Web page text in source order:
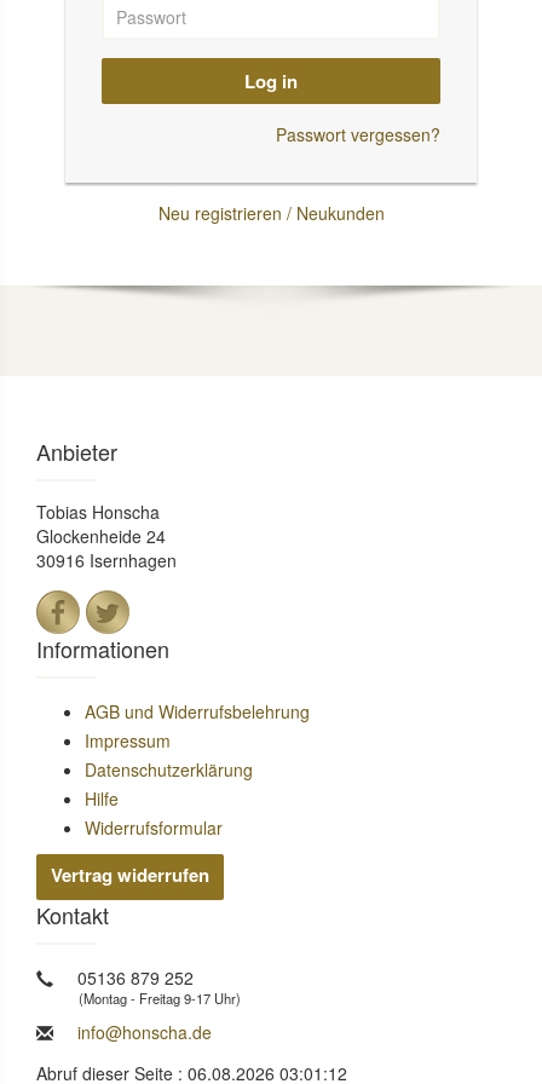
Log in
Passwort vergessen?
Neu registrieren / Neukunden
Anbieter
Tobias Honscha
Glockenheide 24
30916 Isernhagen
Informationen
AGB und Widerrufsbelehrung
Impressum
Datenschutzerklärung
Hilfe
Widerrufsformular
Vertrag widerrufen
Kontakt
05136 879 252
(Montag - Freitag 9-17 Uhr)
info@honscha.de
Abruf dieser Seite : 06.08.2026 03:01:12